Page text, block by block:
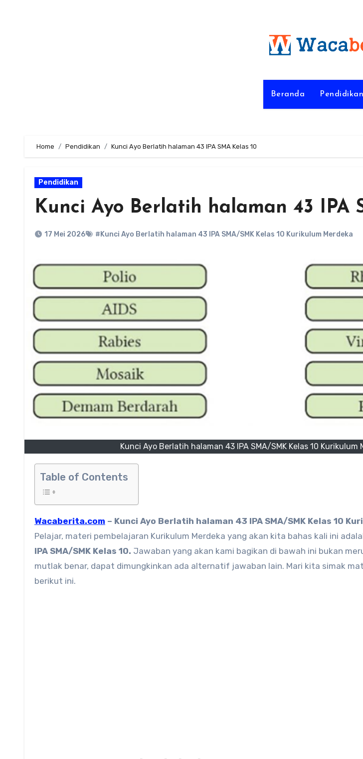
Beranda Pendidikan
Home Pendidikan Kunci Ayo Berlatih halaman 43 IPA SMA Kelas 10
Pendidikan
Kunci Ayo Berlatih halaman 43 IPA
17 Mei 2026 #Kunci Ayo Berlatih halaman 43 IPA SMA/SMK Kelas 10 Kurikulum Merdeka
Kunci Ayo Berlatih halaman 43 IPA SMA/SMK Kelas 10 Kurikulum
Table of Contents
Wacaberita.com – Kunci Ayo Berlatih halaman 43 IPA SMA/SMK Kelas 10
Pelajar, materi pembelajaran Kurikulum Merdeka yang akan kita bahas kali ini
IPA SMA/SMK Kelas 10. Jawaban yang akan kami bagikan di bawah ini bukan
mutlak benar, dapat dimungkinkan ada alternatif jawaban lain. Mari kita simak
berikut ini.